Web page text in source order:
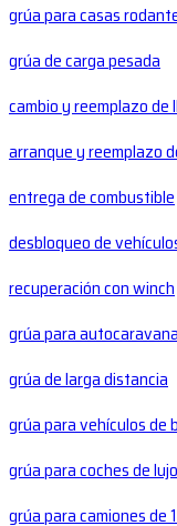
grúa para casas
grúa de carga pesada
cambio y reemplazo de
arranque y reemplazo
entrega de combustible
desbloqueo de
recuperación con winch
grúa para
grúa de larga distancia
grúa para vehículos de
grúa para coches de lujo
grúa para camiones de